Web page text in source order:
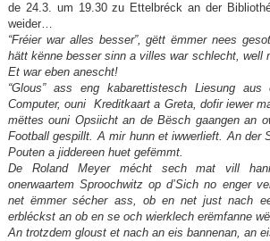
de 24.3. um 19.30 zu Ettelbréck an der
weider…
“Fréier war alles besser”, gëtt ëmmer nees
hätt kënne besser sinn a villes war schlecht, well
Et war eben anescht!
“Glous” ass eng kabarettistesch Liesung
Computer, ouni Kreditkaart a Greta, dofir iewer
mëttes ouni Opsiicht an de Bësch gaangen an
Football gespillt. A mir hunn et iwwerlieft. An der
Pouten a jiddereen huet gefëmmt.
De Roland Meyer mécht sech mat vill
onerwaartem Sproochwitz op d’Sich no enger
net ëmmer sécher ass, ob en net just nach
erbléckst an ob en se och wierklech erëmfanne
An trotzdem gloust et nach an eis bannenan, an